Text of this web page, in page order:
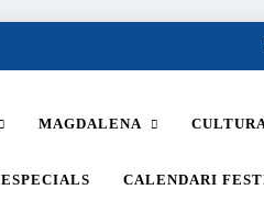
MAGDALENA
ESPECIALS CALENDARI